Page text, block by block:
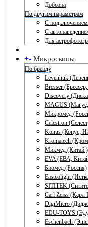
Добсона
По другим параметрам
С
С
Для
+- Микроскопы
По бренду
Levenhuk
Bresser
Discovery
MAGUS (Магус;
Микромед
Celestron
Konus (Конус;
Kromatech
Микмед (Китай.)
EVA (ЕВА;
Биомед (Россия)
Eastcolight
SITITEK
Carl Zeiss (Карл
DigiMicro
EDU-TOYS
Eschenbach